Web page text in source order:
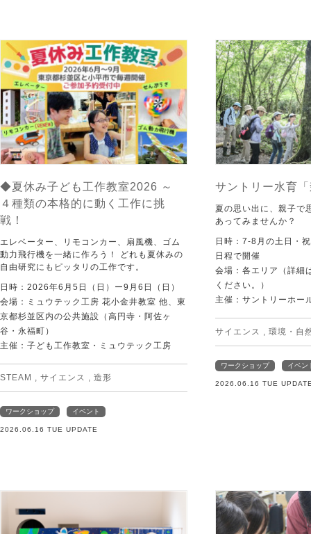
◆夏休み子ども工作教室2026 ～
４種類の本格的に動く工作に挑
戦！
エレベーター、リモコンカー、扇風機、ゴム
動力飛行機を一緒に作ろう！ どれも夏休みの
自由研究にもピッタリの工作です。
日時：2026年6月5日（日）ー9月6日（日）
会場：ミュウテック工房 花小金井教室 他、東
京都杉並区内の公共施設（高円寺・阿佐ヶ
谷・永福町）
主催：子ども工作教室・ミュウテック工房
STEAM サイエンス 造形
ワークショップ イベント
2026.06.16 TUE UPDATE
サントリー水育
夏の思い出に、親子で
あってみませんか？
日時：7-8月の土日・
日程で開催
会場：各エリア（詳細
ください。）
主催：サントリーホー
サイエンス 環境・自
ワークショップ イベン
2026.06.16 TUE